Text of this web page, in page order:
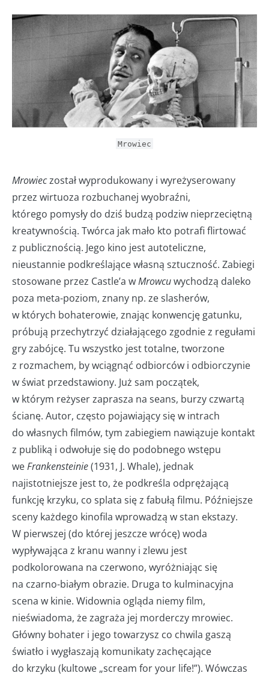
Mrowiec
Mrowieczostał wyprodukowany i wyreżyserowany
przez wirtuoza rozbuchanej wyobraźni,
którego pomysły do dziś budzą podziw nieprzeciętną
kreatywnością. Twórca jak mało kto potrafi flirtować
z publicznością. Jego kino jest autoteliczne,
nieustannie podkreślające własną sztuczność. Zabiegi
stosowane przez Castle’a wMrowcuwychodzą daleko
poza meta-poziom, znany np. ze slasherów,
w których bohaterowie, znając konwencję gatunku,
próbują przechytrzyć działającego zgodnie z regułami
gry zabójcę. Tu wszystko jest totalne, tworzone
z rozmachem, by wciągnąć odbiorców i odbiorczynie
w świat przedstawiony. Już sam początek,
w którym reżyser zaprasza na seans, burzy czwartą
ścianę. Autor, często pojawiający się w intrach
do własnych filmów, tym zabiegiem nawiązuje kontakt
z publiką i odwołuje się do podobnego wstępu
weFrankensteinie(1931, J. Whale), jednak
najistotniejsze jest to, że podkreśla odprężającą
funkcję krzyku, co splata się z fabułą filmu. Późniejsze
sceny każdego kinofila wprowadzą w stan ekstazy.
W pierwszej (do której jeszcze wrócę) woda
wypływająca z kranu wanny i zlewu jest
podkolorowana na czerwono, wyróżniając się
na czarno-białym obrazie. Druga to kulminacyjna
scena w kinie. Widownia ogląda niemy film,
nieświadoma, że zagraża jej morderczy mrowiec.
Główny bohater i jego towarzysz co chwila gaszą
światło i wygłaszają komunikaty zachęcające
do krzyku (kultowe „scream for your life!”). Wówczas